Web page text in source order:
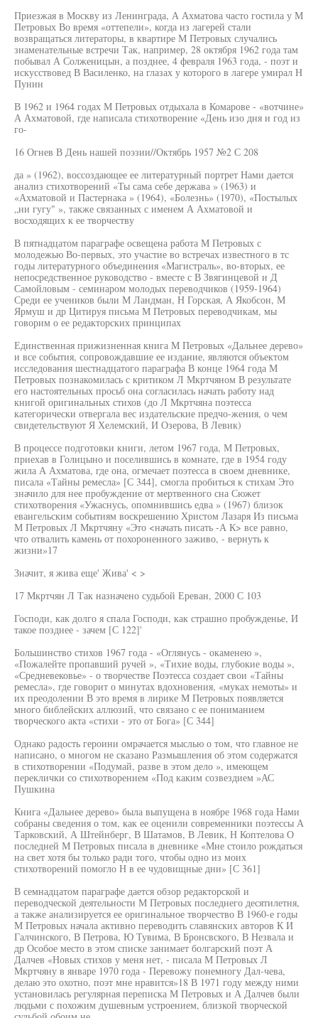
Приезжая в Москву из Ленинграда, А Ахматова часто гостила у М
Петровых Во время «оттепели», когда из лагерей стали
возвращаться литераторы, в квартире М Петровых случались
знаменательные встречи Так, например, 28 октября 1962 года там
побывал А Солженицын, а позднее, 4 февраля 1963 года, - поэт и
искусствовед В Василенко, на глазах у которого в лагере умирал Н
Пунин
В 1962 и 1964 годах М Петровых отдыхала в Комарове - «вотчине»
А Ахматовой, где написала стихотворение «День изо дня и год из
го-
16 Огнев В День нашей поэзии//Октябрь 1957 №2 С 208
да » (1962), воссоздающее ее литературный портрет Нами дается
анализ стихотворений «Ты сама себе держава » (1963) и
«Ахматовой и Пастернака » (1964), «Болезнь» (1970), «Постылых
„ни гугу" », также связанных с именем А Ахматовой и
восходящих к ее творчеству
В пятнадцатом параграфе освещена работа М Петровых с
молодежью Во-первых, это участие во встречах известного в тс
годы литературного объединения «Магистраль», во-вторых, ее
непосредственное руководство - вместе с В Звягинцевой и Д
Самойловым - семинаром молодых переводчиков (1959-1964)
Среди ее учеников были М Ландман, Н Горская, А Якобсон, М
Ярмуш и др Цитируя письма М Петровых переводчикам, мы
говорим о ее редакторских принципах
Единственная прижизненная книга М Петровых «Дальнее дерево»
и все события, сопровождавшие ее издание, являются объектом
исследования шестнадцатого параграфа В конце 1964 года М
Петровых познакомилась с критиком Л Мкртчяном В результате
его настоятельных просьб она согласилась начать работу над
книгой оригинальных стихов (до Л Мкртчяна поэтесса
категорически отвергала вес издательские предчо-жения, о чем
свидетельствуют Я Хелемский, И Озерова, В Левик)
В процессе подготовки книги, летом 1967 года, М Петровых,
приехав в Голицыно и поселившись в комнате, где в 1954 году
жила А Ахматова, где она, огмечает поэтесса в своем дневнике,
писала «Тайны ремесла» [С 344], смогла пробиться к стихам Это
значило для нее пробуждение от мертвенного сна Сюжет
стихотворения «Ужаснусь, опомнившись едва » (1967) близок
евангельским событиям воскрешению Христом Лазаря Из письма
М Петровых Л Мкртчяну «Это <начать писать -А К> все равно,
что отвалить камень от похороненного заживо, - вернуть к
жизни»17
Значит, я жива еще' Жива' < >
17 Мкртчян Л Так назначено судьбой Ереван, 2000 С 103
Господи, как долго я спала Господи, как страшно пробужденье, И
такое позднее - зачем [С 122]'
Большинство стихов 1967 года - «Оглянусь - окаменею »,
«Пожалейте пропавший ручей », «Тихие воды, глубокие воды »,
«Средневековье» - о творчестве Поэтесса создает свои «Тайны
ремесла», где говорит о минутах вдохновения, «муках немоты» и
их преодолении В это время в лирике М Петровых появляется
много библейских аллюзий, что связано с ее пониманием
творческого акта «стихи - это от Бога» [С 344]
Однако радость героини омрачается мыслью о том, что главное не
написано, о многом не сказано Размышления об этом содержатся
в стихотворении «Подумай, разве в этом дело », имеющем
переклички со стихотворением «Под каким созвездием »АС
Пушкина
Книга «Дальнее дерево» была выпущена в ноябре 1968 года Нами
собраны сведения о том, как ее оценили современники поэтессы А
Тарковский, А Штейнберг, В Шатамов, В Левик, Н Коптелова О
последней М Петровых писала в дневнике «Мне стоило рождаться
на свет хотя бы только ради того, чтобы одно из моих
стихотворений помогло Н в ее чудовищные дни» [С 361]
В семнадцатом параграфе дается обзор редакторской и
переводческой деятельности М Петровых последнего десятилетня,
а также анализируется ее оригинальное творчество В 1960-е годы
М Петровых начала активно переводить славянских авторов К И
Галчинского, В Петрова, Ю Тувима, В Бронсвского, В Незвала и
др Особое место в этом списке занимает болгарский поэт А
Далчев «Новых стихов у меня нет, - писала М Петровых Л
Мкртчяну в январе 1970 года - Перевожу понемногу Дал-чева,
делаю это охотно, поэт мне нравится»18 В 1971 году между ними
установилась регулярная переписка М Петровых и А Далчев были
людьми с похожим душевным устроением, близкой творческой